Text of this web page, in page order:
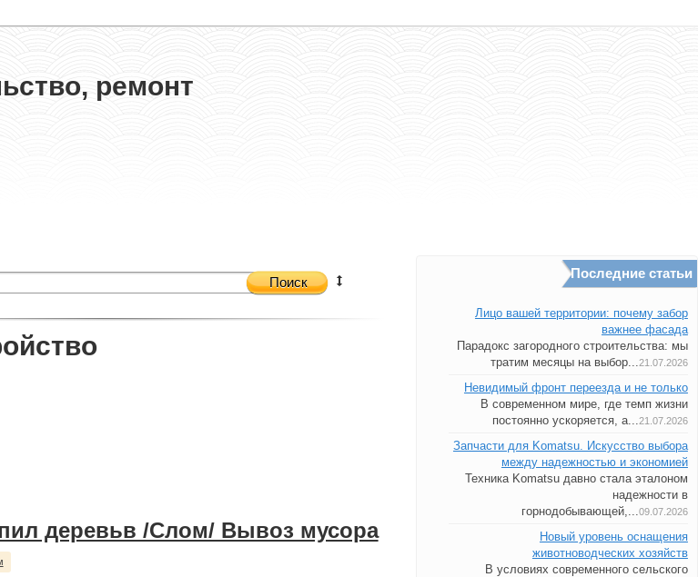
ремонт
Поиск
деревьв /Слом/ Вывоз мусора
Последние статьи
Лицо вашей территории: почему забор
важнее фасада
Парадокс загородного строительства: мы
тратим месяцы на выбор...21.07.2026
Невидимый фронт переезда и не только
В современном мире, где темп жизни
постоянно ускоряется, а...21.07.2026
Запчасти для Komatsu. Искусство выбора
между надежностью и экономией
Техника Komatsu давно стала эталоном
надежности в
горнодобывающей,...09.07.2026
Новый уровень оснащения
животноводческих хозяйств
В условиях современного сельского